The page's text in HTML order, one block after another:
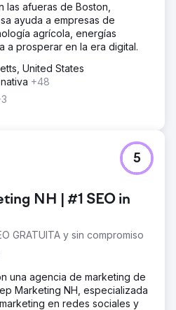
afueras de Boston,
ayuda a empresas de
agrícola, energías
a prosperar en la era digital.
United States
+48
NH | #1 SEO in
GRATUITA y sin compromiso
5
una agencia de marketing de
Marketing NH, especializada
en redes sociales y